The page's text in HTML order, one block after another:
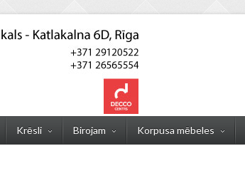
Krēsli Birojam Korpusa mēbeles